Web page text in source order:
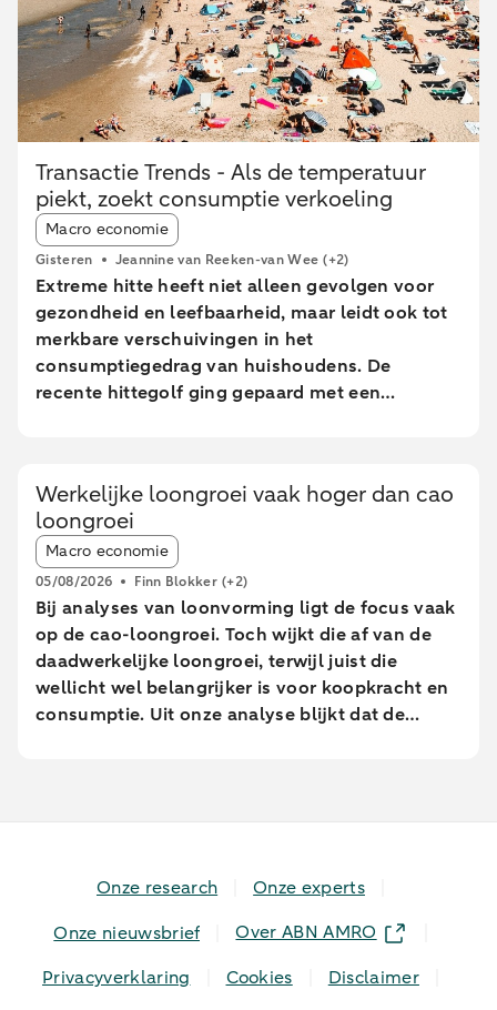
Transactie Trends - Als de temperatuur
piekt, zoekt consumptie verkoeling
Article tags:
Macro economie
Gisteren Jeannine van Reeken-van Wee (+2)
Extreme hitte heeft niet alleen gevolgen voor
gezondheid en leefbaarheid, maar leidt ook tot
merkbare verschuivingen in het
consumptiegedrag van huishoudens. De
recente hittegolf ging gepaard met een
pinbestedingen eerst stegen en pas tijdens de
extreem warme dagen daalden. In sterk
stedelijke gebieden bleven de pinbetalingen
relatief beter op peil dan in minder stedelijke
gebieden. Met name uitgaven aan eet- en
drinkgelegenheden namen daar juist toe, terwijl
brandstof uitgaven elders sterk afnamen.
Werkelijke loongroei vaak hoger dan cao
loongroei
Article tags:
Macro economie
05/08/2026 Finn Blokker (+2)
Bij analyses van loonvorming ligt de focus vaak
op de cao-loongroei. Toch wijkt die af van de
daadwerkelijke loongroei, terwijl juist die
wellicht wel belangrijker is voor koopkracht en
consumptie. Uit onze analyse blijkt dat de
Onze research
Onze experts
Onze nieuwsbrief
Over ABN AMRO
Privacyverklaring
Cookies Disclaimer